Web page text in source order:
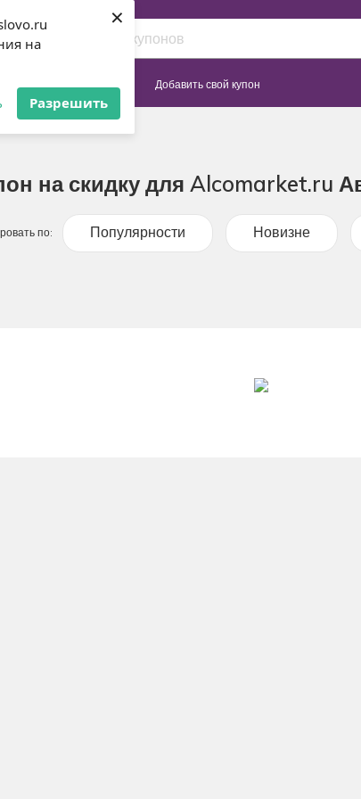
на
Разрешить
×
Купоны Сайты Добавить свой купон
на скидку для Alcomarket.ru
по: Популярности Новизне